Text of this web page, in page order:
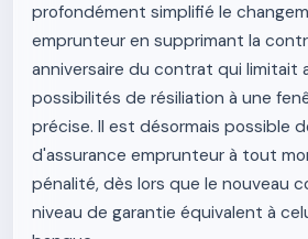
profondément simplifié le
emprunteur en supprimant la
anniversaire du contrat qui limitait
possibilités de résiliation à une
précise. Il est désormais possible
d'assurance emprunteur à tout
pénalité, dès lors que le nouveau
niveau de garantie équivalent à